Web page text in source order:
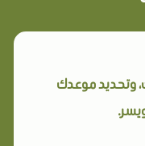
وتحديد موعدك